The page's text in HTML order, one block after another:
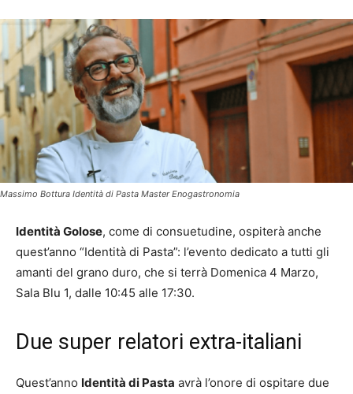
Massimo Bottura Identità di Pasta Master Enogastronomia
Identità Golose, come di consuetudine, ospiterà anche
quest’anno “Identità di Pasta”: l’evento dedicato a tutti gli
amanti del grano duro, che si terrà Domenica 4 Marzo,
Sala Blu 1, dalle 10:45 alle 17:30.
Due super relatori extra-italiani
Quest’anno Identità di Pasta avrà l’onore di ospitare due